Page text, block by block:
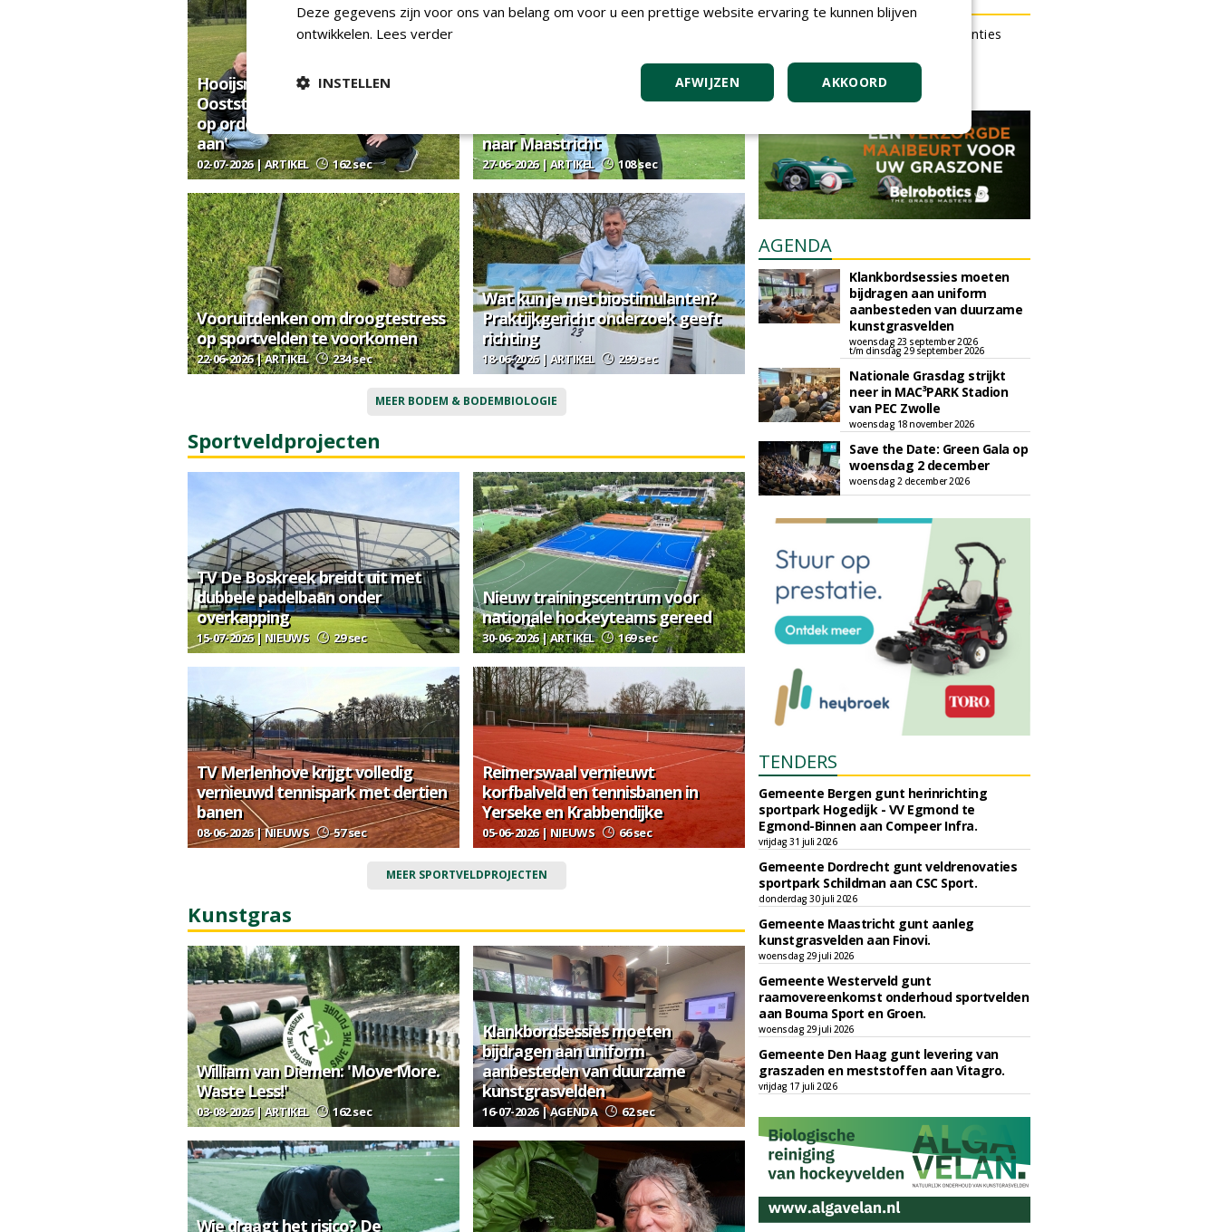
Hooijsma (gemeente
Ooststellingwerf): 'Als je de bodem
op orde hebt, kan een veld veel
aan'
02-07-2026 | ARTIKEL 162 sec
Save-The-Date 02-02-2027:
European Greenkeeping Summit
naar Maastricht
27-06-2026 | ARTIKEL 108 sec
Vooruitdenken om droogtestress
op sportvelden te voorkomen
22-06-2026 | ARTIKEL 234 sec
Wat kun je met biostimulanten?
Praktijkgericht onderzoek geeft
richting
18-06-2026 | ARTIKEL 299 sec
MEER BODEM & BODEMBIOLOGIE
Sportveldprojecten
TV De Boskreek breidt uit met
dubbele padelbaan onder
overkapping
15-07-2026 | NIEUWS 29 sec
Nieuw trainingscentrum voor
nationale hockeyteams gereed
30-06-2026 | ARTIKEL 169 sec
TV Merlenhove krijgt volledig
vernieuwd tennispark met dertien
banen
08-06-2026 | NIEUWS 57 sec
Reimerswaal vernieuwt
korfbalveld en tennisbanen in
Yerseke en Krabbendijke
05-06-2026 | NIEUWS 66 sec
MEER SPORTVELDPROJECTEN
Kunstgras
William van Diemen: 'Move More.
Waste Less!'
03-08-2026 | ARTIKEL 162 sec
Klankbordsessies moeten
bijdragen aan uniform
aanbesteden van duurzame
kunstgrasvelden
16-07-2026 | AGENDA 62 sec
Wie draagt het risico? De
Iedereen kan gratis kleine advertenties
Plaats een gratis advertentie
AGENDA
Klankbordsessies moeten
bijdragen aan uniform
aanbesteden van duurzame
kunstgrasvelden
woensdag 23 september 2026
t/m dinsdag 29 september 2026
Nationale Grasdag strijkt
neer in MAC³PARK Stadion
van PEC Zwolle
woensdag 18 november 2026
Save the Date: Green Gala op
woensdag 2 december
woensdag 2 december 2026
TENDERS
Gemeente Bergen gunt herinrichting
sportpark Hogedijk - VV Egmond te
Egmond-Binnen aan Compeer Infra.
vrijdag 31 juli 2026
Gemeente Dordrecht gunt veldrenovaties
sportpark Schildman aan CSC Sport.
donderdag 30 juli 2026
Gemeente Maastricht gunt aanleg
kunstgrasvelden aan Finovi.
woensdag 29 juli 2026
Gemeente Westerveld gunt
raamovereenkomst onderhoud sportvelden
aan Bouma Sport en Groen.
woensdag 29 juli 2026
Gemeente Den Haag gunt levering van
graszaden en meststoffen aan Vitagro.
vrijdag 17 juli 2026
Deze gegevens zijn voor ons van belang om voor u een prettige website ervaring te kunnen blijven
ontwikkelen. Lees verder
AKKOORD
AFWIJZEN
INSTELLEN